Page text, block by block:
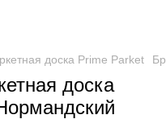
доска Prime Parket
доска